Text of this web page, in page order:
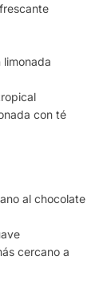
limonada
con té
al chocolate
cercano a